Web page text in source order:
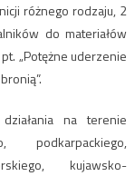
różnego rodzaju, 2
do materiałów
„Potężne uderzenie
na terenie
podkarpackiego,
kujawsko-